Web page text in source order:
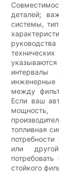
деталей;
системы,
между
Если ваш
топливная
или
стойкого